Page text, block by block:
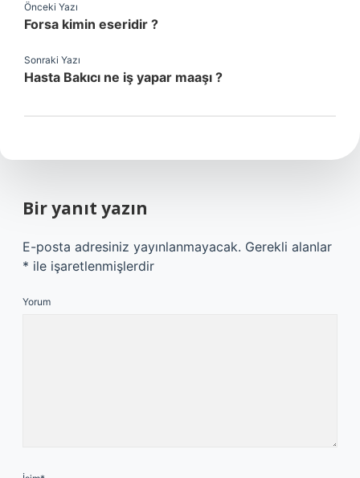
Önceki Yazı
Forsa kimin eseridir ?
Sonraki Yazı
Hasta Bakıcı ne iş yapar maaşı ?
Bir yanıt yazın
E-posta adresiniz yayınlanmayacak. Gerekli alanlar
* ile işaretlenmişlerdir
Yorum